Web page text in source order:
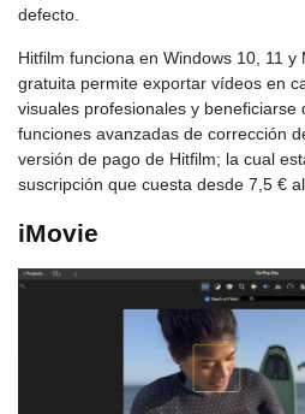
defecto.
Hitfilm funciona en Windows 10, 11 y
gratuita permite exportar vídeos en
visuales profesionales y beneficiarse
funciones avanzadas de corrección
versión de pago de Hitfilm; la cual
suscripción que cuesta desde 7,5 € al
iMovie